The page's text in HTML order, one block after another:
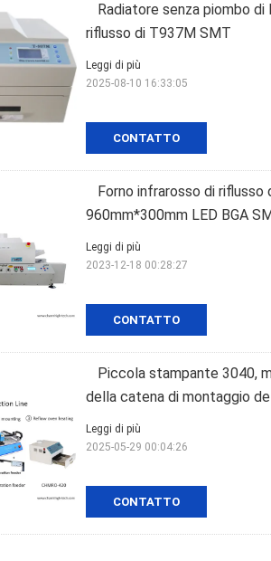
Radiatore senza piombo
riflusso di T937M SMT
CONTATTO
Leggi di più
2025-08-10 16:33:05
Forno infrarosso di
960mm*300mm LED BGA
CONTATTO
Leggi di più
2023-12-18 00:28:27
Piccola stampante 3040,
della catena di montaggio
CONTATTO
Leggi di più
2025-05-29 00:04:26